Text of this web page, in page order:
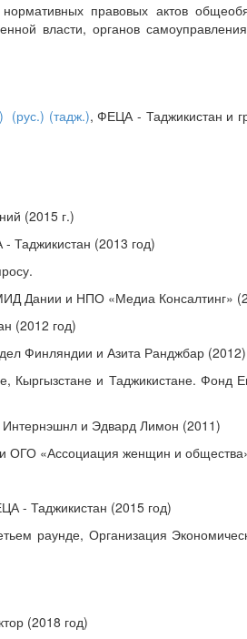
правовых актов
власти, органов
(рус.) (тадж.), ФЕЦА - Таджикистан и
(2015 г.)
Таджикистан (2013 год)
Дании и НПО «Медиа Консалтинг»
(2012 год)
Финляндии и Азита Ранджбар (2012)
Кыргызстане и Таджикистане. Фонд
и Эдвард Лимон (2011)
ОГО «Ассоциация женщин и
- Таджикистан (2015 год)
раунде, Организация
(2018 год)